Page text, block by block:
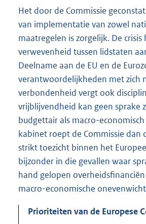
Het door de Commissie
van implementatie van zowel
maatregelen is zorgelijk. De
verwevenheid tussen lidstaten
Deelname aan de EU en de
verantwoordelijkheden met zich
verbondenheid vergt ook
vrijblijvendheid kan geen sprake
budgettair als macro-
kabinet roept de Commissie dan
strikt toezicht binnen het
bijzonder in die gevallen waar
hand gelopen
macro-economische
Prioriteiten van de Europese